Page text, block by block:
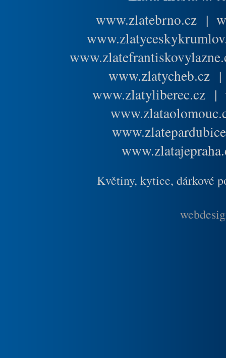
www.zlatebrno.cz |
www.zlatycheb.cz
www.zlatyliberec.cz |
Květiny, kytice, dárkové